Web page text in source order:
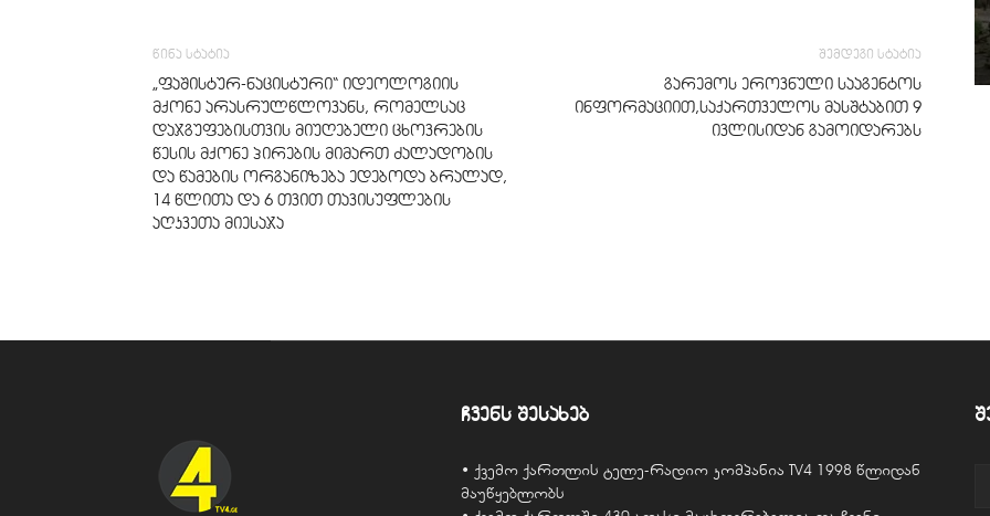
წინა სტატია
„ფაშისტურ-ნაცისტური“ იდეოლოგიის
მქონე არასრულწლოვანს, რომელსაც
დაჯგუფებისთვის მიუღებელი ცხოვრების
წესის მქონე პირების მიმართ ძალადობის
და წამების ორგანიზება ედებოდა ბრალად,
14 წლითა და 6 თვით თავისუფლების
აღკვეთა მიესაჯა
შემდეგი სტატია
გარემოს ეროვნული სააგენტოს
ინფორმაციით,საქართველოს მასშტაბით 9
ივლისიდან გამოიდარებს
ჩვენს შესახებ
• ქვემო ქართლის ტელე-რადიო კომპანია TV4 1998 წლიდან
მაუწყებლობს